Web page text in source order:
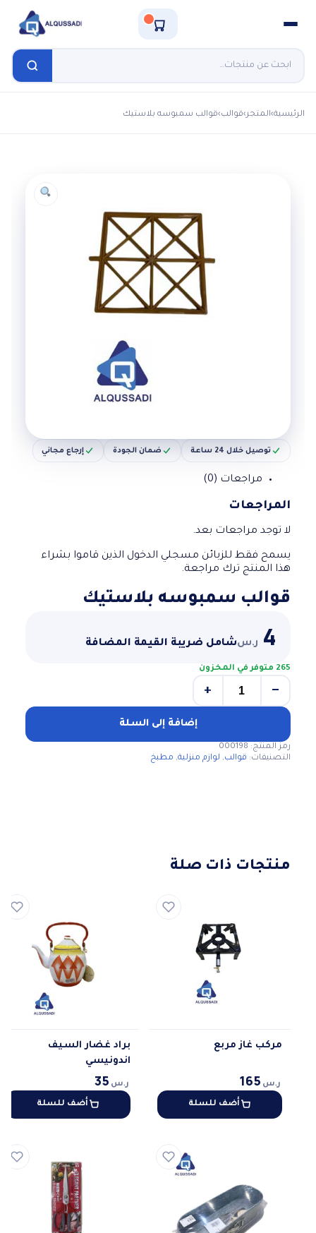
الرئيسية›المتجر›قوالب›قوالب سمبوسه بلاستيك
قوالب سمبوسه بلاستيك
4 ر.سشامل ضريبة القيمة المضافة
265 متوفر في المخزون
قوالب
بلاستيك
−
+
إضافة إلى السلة
رمز المنتج: 000198
التصنيفات: قوالب, لوازم منزلية, مطبخ
توصيل خلال 24 ساعة ضمان الجودة إرجاع مجاني
مراجعات (0)
المراجعات
لا توجد مراجعات بعد.
يسمح فقط للزبائن مسجلي الدخول الذين قاموا بشراء
هذا المنتج ترك مراجعة.
منتجات ذات صلة
مركب غاز مربع
ر.س 165
أضف للسلة
براد غضار السيف
اندونيسي
ر.س 35
أضف للسلة